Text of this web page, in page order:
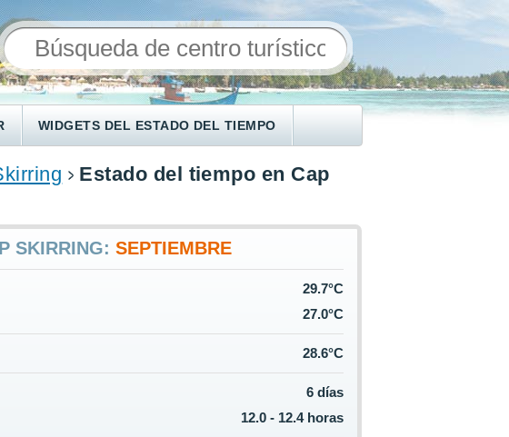
WIDGETS DEL ESTADO DEL TIEMPO
Estado del tiempo en Cap
SKIRRING:SEPTIEMBRE
29.7°C
27.0°C
28.6°C
6 días
12.0 - 12.4 horas